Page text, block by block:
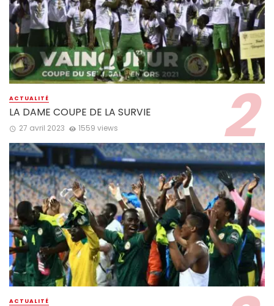
ACTUALITÉ
LA DAME COUPE DE LA SURVIE
27 avril 2023 1559 views
ACTUALITÉ